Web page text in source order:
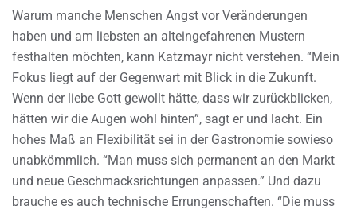
Warum manche Menschen Angst vor Veränderungen
haben und am liebsten an alteingefahrenen Mustern
festhalten möchten, kann Katzmayr nicht verstehen. “Mein
Fokus liegt auf der Gegenwart mit Blick in die Zukunft.
Wenn der liebe Gott gewollt hätte, dass wir zurückblicken,
hätten wir die Augen wohl hinten”, sagt er und lacht. Ein
hohes Maß an Flexibilität sei in der Gastronomie sowieso
unabkömmlich. “Man muss sich permanent an den Markt
und neue Geschmacksrichtungen anpassen.” Und dazu
brauche es auch technische Errungenschaften. “Die muss